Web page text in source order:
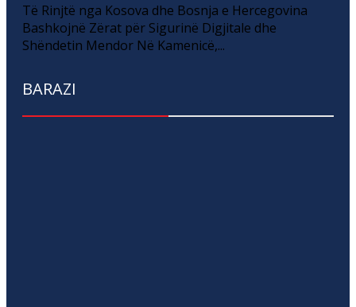
Të Rinjtë nga Kosova dhe Bosnja e Hercegovina
Bashkojnë Zërat për Sigurinë Digjitale dhe
Shëndetin Mendor Në Kamenicë,...
BARAZI